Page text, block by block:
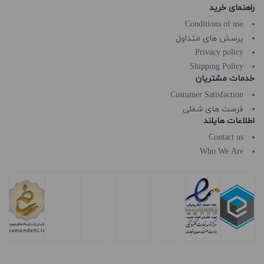
راهنمای خرید
Conditions of use
پرسش های متداول
Privacy policy
Shipping Policy
خدمات مشتریان
Custumer Satisfaction
فرصت های شغلی
اطلاعات هایلند
Contact us
Who We Are